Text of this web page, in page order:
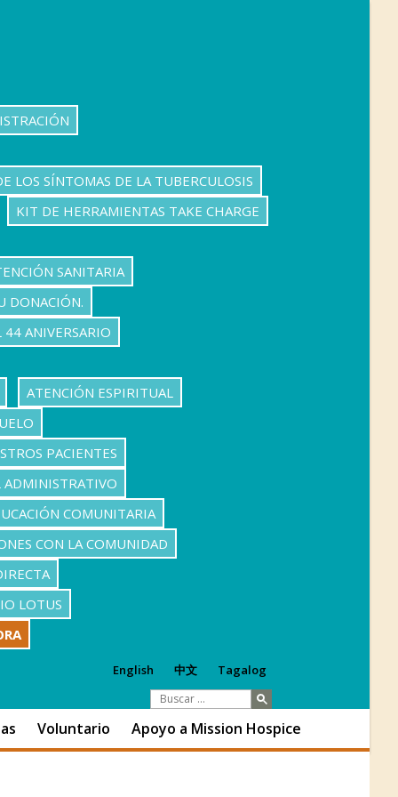
LOS SÍNTOMAS DE LA TUBERCULOSIS
KIT DE HERRAMIENTAS TAKE CHARGE
SANITARIA
DONACIÓN.
44 ANIVERSARIO
ATENCIÓN ESPIRITUAL
PACIENTES
ADMINISTRATIVO
COMUNITARIA
CON LA COMUNIDAD
LOTUS
English 中文 Tagalog
Voluntario Apoyo a Mission Hospice